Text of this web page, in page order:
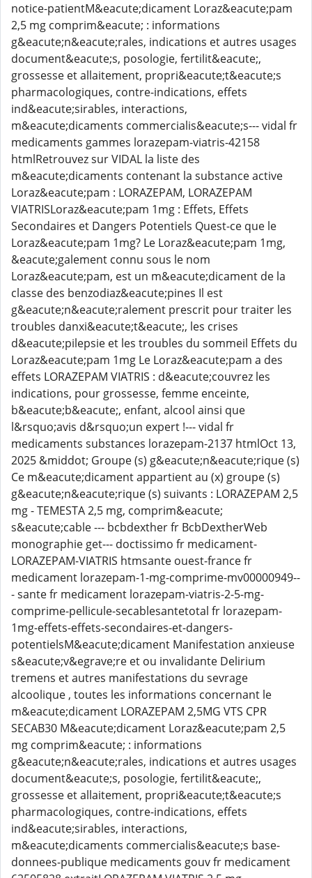
notice-patientM&eacute;dicament Loraz&eacute;pam
2,5 mg comprim&eacute; : informations
g&eacute;n&eacute;rales, indications et autres usages
document&eacute;s, posologie, fertilit&eacute;,
grossesse et allaitement, propri&eacute;t&eacute;s
pharmacologiques, contre-indications, effets
ind&eacute;sirables, interactions,
m&eacute;dicaments commercialis&eacute;s--- vidal fr
medicaments gammes lorazepam-viatris-42158
htmlRetrouvez sur VIDAL la liste des
m&eacute;dicaments contenant la substance active
Loraz&eacute;pam : LORAZEPAM, LORAZEPAM
VIATRISLoraz&eacute;pam 1mg : Effets, Effets
Secondaires et Dangers Potentiels Quest-ce que le
Loraz&eacute;pam 1mg? Le Loraz&eacute;pam 1mg,
&eacute;galement connu sous le nom
Loraz&eacute;pam, est un m&eacute;dicament de la
classe des benzodiaz&eacute;pines Il est
g&eacute;n&eacute;ralement prescrit pour traiter les
troubles danxi&eacute;t&eacute;, les crises
d&eacute;pilepsie et les troubles du sommeil Effets du
Loraz&eacute;pam 1mg Le Loraz&eacute;pam a des
effets LORAZEPAM VIATRIS : d&eacute;couvrez les
indications, pour grossesse, femme enceinte,
b&eacute;b&eacute;, enfant, alcool ainsi que
l&rsquo;avis d&rsquo;un expert !--- vidal fr
medicaments substances lorazepam-2137 htmlOct 13,
2025 &middot; Groupe (s) g&eacute;n&eacute;rique (s)
Ce m&eacute;dicament appartient au (x) groupe (s)
g&eacute;n&eacute;rique (s) suivants : LORAZEPAM 2,5
mg - TEMESTA 2,5 mg, comprim&eacute;
s&eacute;cable --- bcbdexther fr BcbDextherWeb
monographie get--- doctissimo fr medicament-
LORAZEPAM-VIATRIS htmsante ouest-france fr
medicament lorazepam-1-mg-comprime-mv00000949--
- sante fr medicament lorazepam-viatris-2-5-mg-
comprime-pellicule-secablesantetotal fr lorazepam-
1mg-effets-effets-secondaires-et-dangers-
potentielsM&eacute;dicament Manifestation anxieuse
s&eacute;v&egrave;re et ou invalidante Delirium
tremens et autres manifestations du sevrage
alcoolique , toutes les informations concernant le
m&eacute;dicament LORAZEPAM 2,5MG VTS CPR
SECAB30 M&eacute;dicament Loraz&eacute;pam 2,5
mg comprim&eacute; : informations
g&eacute;n&eacute;rales, indications et autres usages
document&eacute;s, posologie, fertilit&eacute;,
grossesse et allaitement, propri&eacute;t&eacute;s
pharmacologiques, contre-indications, effets
ind&eacute;sirables, interactions,
m&eacute;dicaments commercialis&eacute;s base-
donnees-publique medicaments gouv fr medicament